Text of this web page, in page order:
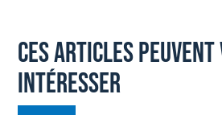
ces articles peuvent
intéresser